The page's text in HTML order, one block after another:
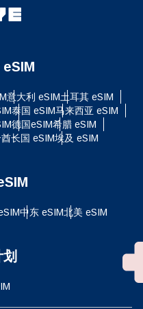
意大利 eSIM土耳其 eSIM
泰国 eSIM马来西亚 eSIM
德国eSIM希腊 eSIM
长国 eSIM埃及 eSIM
中东 eSIM北美 eSIM